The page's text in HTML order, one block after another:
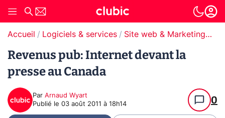
Accueil Logiciels & services Site web & Marketing Digital
Revenus pub: Internet devant la
presse au Canada
Par Arnaud Wyart
Publié le 03 août 2011 à 18h14 0